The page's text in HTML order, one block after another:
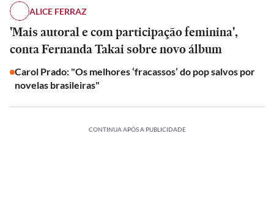
ALICE FERRAZ
'Mais autoral e com participação feminina',
conta Fernanda Takai sobre novo álbum
Carol Prado: "Os melhores ‘fracassos’ do pop salvos por
novelas brasileiras"
CONTINUA APÓS A PUBLICIDADE